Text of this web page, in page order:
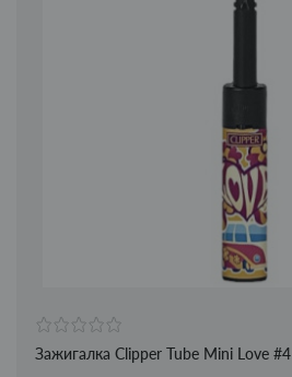
Зажигалка Clipper Tube Mini Love #4